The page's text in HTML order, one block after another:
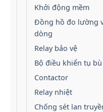
Khởi động mềm
Đồng hồ đo lường
dòng
Relay bảo vệ
Bộ điều khiển tụ bù
Contactor
Relay nhiệt
Chống sét lan